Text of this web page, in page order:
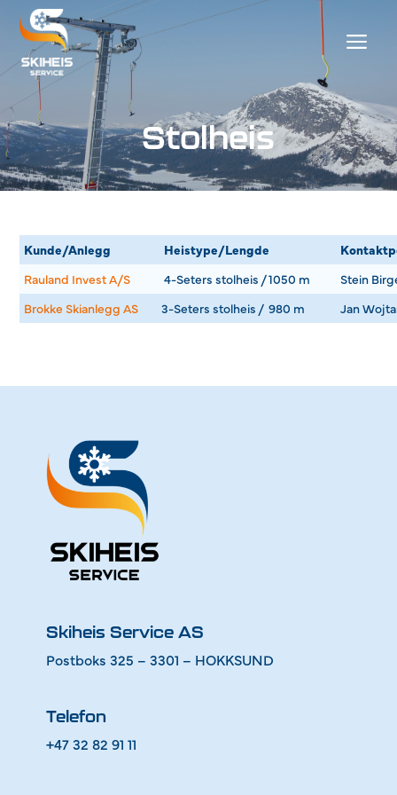
Hopp
innhold
Stolheis
Kunde/Anlegg Heistype/Lengde
Rauland Invest A/S
4-Seters stolheis / 1050 m
Stein
Brokke Skianlegg AS
3-Seters stolheis / 980 m Jan
Skiheis Service AS
Postboks 325 – 3301 – HOKKSUND
Telefon
+47 32 82 91 11